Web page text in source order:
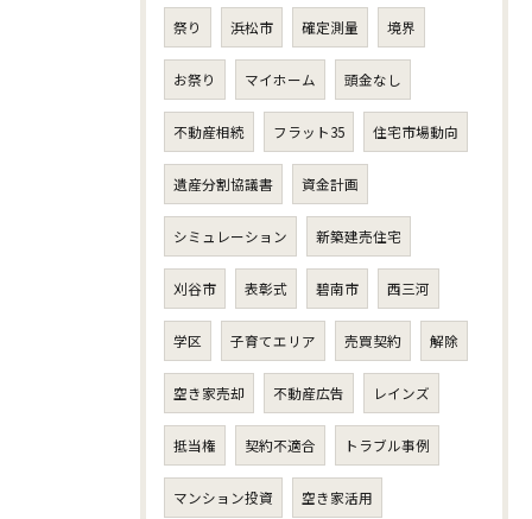
祭り 浜松市 確定測量 境界
お祭り マイホーム 頭金なし
不動産相続 フラット35 住宅市場動向
遺産分割協議書 資金計画
シミュレーション 新築建売住宅
刈谷市 表彰式 碧南市 西三河
学区 子育てエリア 売買契約 解除
空き家売却 不動産広告 レインズ
抵当権 契約不適合 トラブル事例
マンション投資 空き家活用